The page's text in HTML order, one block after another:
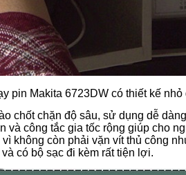
pin Makita 6723DW có thiết kế
chốt chặn độ sâu, sử dụng dễ
và công tắc gia tốc rộng giúp cho
không còn phải vặn vít thủ công
có bộ sạc đi kèm rất tiện lợi.